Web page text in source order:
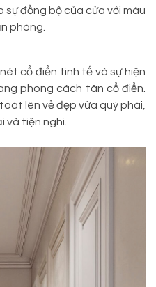
đồng bộ của cửa với màu
phòng.
cổ điển tinh tế và sự hiện
phong cách tân cổ điển.
lên vẻ đẹp vừa quý phái,
và tiện nghi.